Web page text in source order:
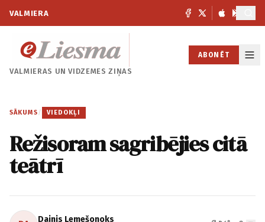
VALMIERA
VALMIERAS UNVIDZEMES ZIŅAS
ABONĒT
SĀKUMS / VIEDOKĻI
Režisoram sagribējies citā
teātrī
Dainis Lemešonoks